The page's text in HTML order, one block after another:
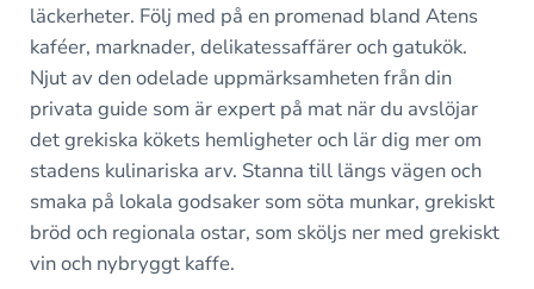
läckerheter. Följ med på en promenad bland Atens
kaféer, marknader, delikatessaffärer och gatukök.
Njut av den odelade uppmärksamheten från din
privata guide som är expert på mat när du avslöjar
det grekiska kökets hemligheter och lär dig mer om
stadens kulinariska arv. Stanna till längs vägen och
smaka på lokala godsaker som söta munkar, grekiskt
bröd och regionala ostar, som sköljs ner med grekiskt
vin och nybryggt kaffe.